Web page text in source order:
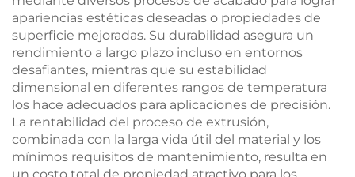
apariencias estéticas deseadas o propiedades de
superficie mejoradas. Su durabilidad asegura un
rendimiento a largo plazo incluso en entornos
desafiantes, mientras que su estabilidad
dimensional en diferentes rangos de temperatura
los hace adecuados para aplicaciones de precisión.
La rentabilidad del proceso de extrusión,
combinada con la larga vida útil del material y los
mínimos requisitos de mantenimiento, resulta en